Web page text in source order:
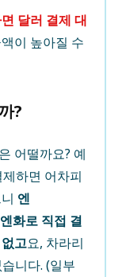
달러 결제 대
이 높아질 수
?
어떨까요? 예
하면 어차피
엔
엔화로 직접 결
고요, 차라리
니다. (일부